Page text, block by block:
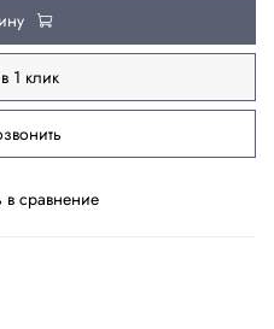
в сравнение
1 клик